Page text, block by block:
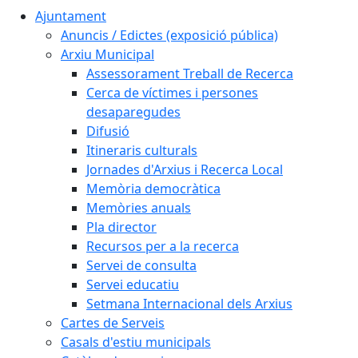
Ajuntament
Anuncis / Edictes (exposició pública)
Arxiu Municipal
Assessorament Treball de Recerca
Cerca de víctimes i persones
desaparegudes
Difusió
Itineraris culturals
Jornades d'Arxius i Recerca Local
Memòria democràtica
Memòries anuals
Pla director
Recursos per a la recerca
Servei de consulta
Servei educatiu
Setmana Internacional dels Arxius
Cartes de Serveis
Casals d'estiu municipals